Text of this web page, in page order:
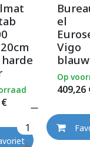
el
Vigo
blauw
409,26
Op